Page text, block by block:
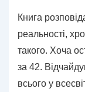
Книга
реальності,
такого. Хоча
за 42.
всього у